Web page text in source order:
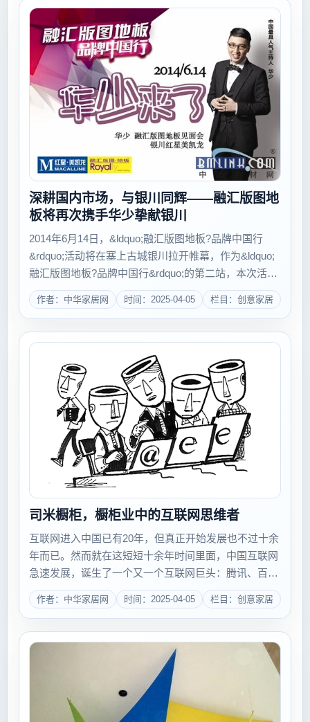
深耕国内市场，与银川同辉——融汇版图地
板将再次携手华少挚献银川
2014年6月14日，&ldquo;融汇版图地板?品牌中国行
&rdquo;活动将在塞上古城银川拉开帷幕，作为&ldquo;
融汇版图地板?品牌中国行&rdquo;的第二站，本次活动
将再次携手中国著名主持人华少为品牌助力，全程与您
共赏活动盛况，期待银川与您相聚。...
作者：中华家居网 时间：2025-04-05 栏目：创意家居
司米橱柜，橱柜业中的互联网思维者
互联网进入中国已有20年，但真正开始发展也不过十余
年而已。然而就在这短短十余年时间里面，中国互联网
急速发展，诞生了一个又一个互联网巨头：腾讯、百
度、阿里、网易&hellip;&hellip;有人把他们的理念和成功
经验归纳成一个词：互联网思维。 随着...
作者：中华家居网 时间：2025-04-05 栏目：创意家居